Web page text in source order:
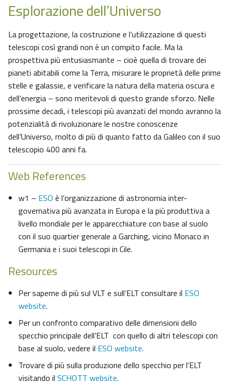
Esplorazione dell’Universo
La progettazione, la costruzione e l’utilizzazione di questi
telescopi così grandi non è un compito facile. Ma la
prospettiva più entusiasmante – cioè quella di trovare dei
pianeti abitabili come la Terra, misurare le proprietà delle prime
stelle e galassie, e verificare la natura della materia oscura e
dell’energia – sono meritevoli di questo grande sforzo. Nelle
prossime decadi, i telescopi più avanzati del mondo avranno la
potenzialità di rivoluzionare le nostre conoscenze
dell’Universo, molto di più di quanto fatto da Galileo con il suo
telescopio 400 anni fa.
Web References
w1 – ESO è l’organizzazione di astronomia inter-
governativa più avanzata in Europa e la più produttiva a
livello mondiale per le apparecchiature con base al suolo
con il suo quartier generale a Garching, vicino Monaco in
Germania e i suoi telescopi in Cile.
Resources
Per saperne di più sul VLT e sull’ELT consultare il ESO
website.
Per un confronto comparativo delle dimensioni dello
specchio principale dell’ELT con quello di altri telescopi con
base al suolo, vedere il ESO website.
Trovare di più sulla produzione dello specchio per l’ELT
visitando il SCHOTT website.